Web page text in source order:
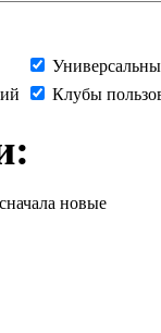
Клубы
новые